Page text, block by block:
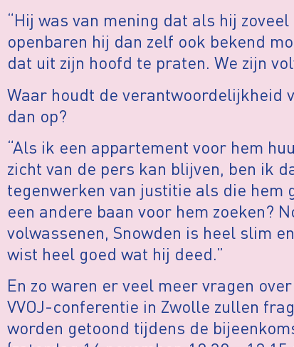
“Hij was van mening dat als hij
openbaren hij dan zelf ook bekend
dat uit zijn hoofd te praten. We zijn
Waar houdt de verantwoordelijkheid
dan op?
“Als ik een appartement voor hem
zicht van de pers kan blijven, ben ik
tegenwerken van justitie als die hem
een andere baan voor hem zoeken?
volwassenen, Snowden is heel slim
wist heel goed wat hij deed.”
En zo waren er veel meer vragen
VVOJ-conferentie in Zwolle zullen
worden getoond tijdens de